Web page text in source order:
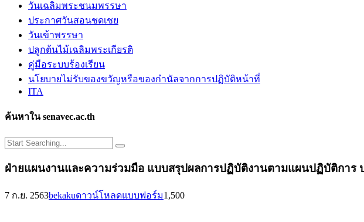
วันเฉลิมพระชนมพรรษา
ประกาศวันสอนชดเชย
วันเข้าพรรษา
ปลูกต้นไม้เฉลิมพระเกียรติ
คู่มือระบบร้องเรียน
นโยบายไม่รับของขวัญหรือของกำนัลจากการปฏิบัติหน้าที่
ITA
ค้นหาใน senavec.ac.th
ฝ่ายแผนงานและความร่วมมือ แบบสรุปผลการปฏิบัติงานตามแผนปฏิบัติการ
7 ก.ย. 2563bekakuดาวน์โหลดแบบฟอร์ม1,500